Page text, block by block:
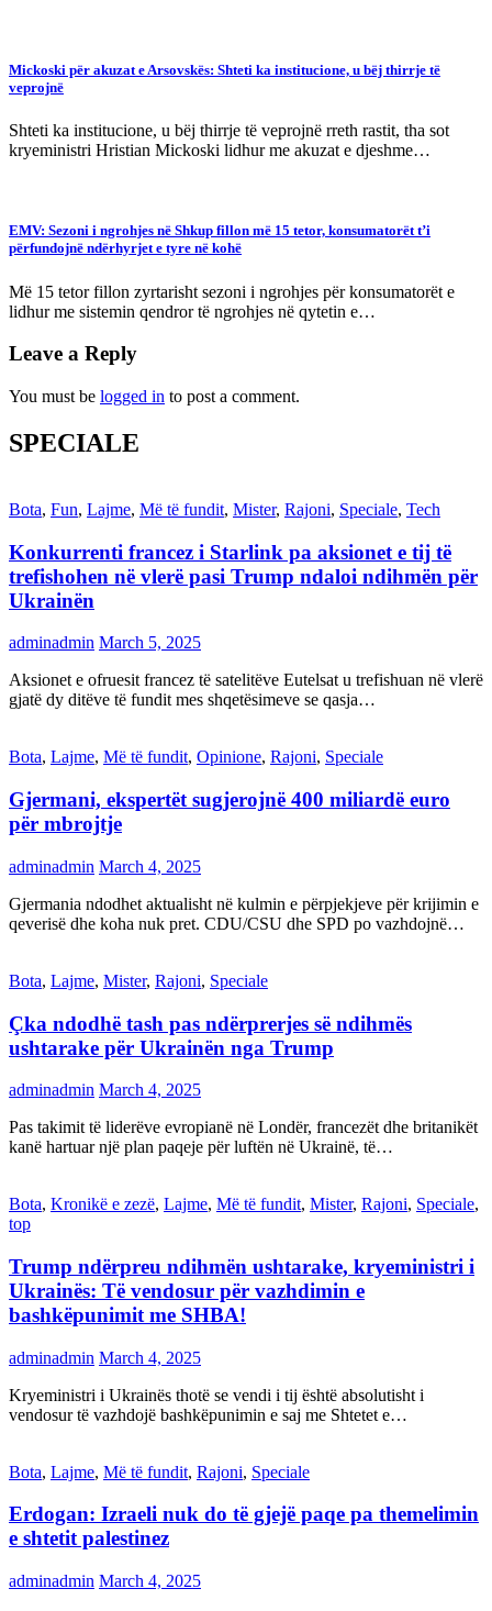
Mickoski për akuzat e Arsovskës: Shteti ka institucione, u bëj thirrje të
veprojnë
Shteti ka institucione, u bëj thirrje të veprojnë rreth rastit, tha sot
kryeministri Hristian Mickoski lidhur me akuzat e djeshme…
EMV: Sezoni i ngrohjes në Shkup fillon më 15 tetor, konsumatorët t’i
përfundojnë ndërhyrjet e tyre në kohë
Më 15 tetor fillon zyrtarisht sezoni i ngrohjes për konsumatorët e
lidhur me sistemin qendror të ngrohjes në qytetin e…
Leave a Reply
You must be logged in to post a comment.
SPECIALE
Bota, Fun, Lajme, Më të fundit, Mister, Rajoni, Speciale, Tech
Konkurrenti francez i Starlink pa aksionet e tij të
trefishohen në vlerë pasi Trump ndaloi ndihmën për
Ukrainën
adminadmin March 5, 2025
Aksionet e ofruesit francez të satelitëve Eutelsat u trefishuan në vlerë
gjatë dy ditëve të fundit mes shqetësimeve se qasja…
Bota, Lajme, Më të fundit, Opinione, Rajoni, Speciale
Gjermani, ekspertët sugjerojnë 400 miliardë euro
për mbrojtje
adminadmin March 4, 2025
Gjermania ndodhet aktualisht në kulmin e përpjekjeve për krijimin e
qeverisë dhe koha nuk pret. CDU/CSU dhe SPD po vazhdojnë…
Bota, Lajme, Mister, Rajoni, Speciale
Çka ndodhë tash pas ndërprerjes së ndihmës
ushtarake për Ukrainën nga Trump
adminadmin March 4, 2025
Pas takimit të liderëve evropianë në Londër, francezët dhe britanikët
kanë hartuar një plan paqeje për luftën në Ukrainë, të…
Bota, Kronikë e zezë, Lajme, Më të fundit, Mister, Rajoni, Speciale,
top
Trump ndërpreu ndihmën ushtarake, kryeministri i
Ukrainës: Të vendosur për vazhdimin e
bashkëpunimit me SHBA!
adminadmin March 4, 2025
Kryeministri i Ukrainës thotë se vendi i tij është absolutisht i
vendosur të vazhdojë bashkëpunimin e saj me Shtetet e…
Bota, Lajme, Më të fundit, Rajoni, Speciale
Erdogan: Izraeli nuk do të gjejë paqe pa themelimin
e shtetit palestinez
adminadmin March 4, 2025